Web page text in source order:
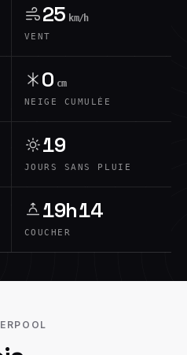
25 km/h
VENT
0 cm
NEIGE CUMULÉE
19
JOURS SANS PLUIE
19h14
COUCHER